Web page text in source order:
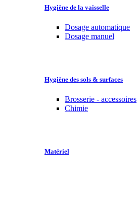
Hygiène de la vaisselle
Dosage automatique
Dosage manuel
Hygiène des sols & surfaces
Brosserie - accessoires
Chimie
Matériel